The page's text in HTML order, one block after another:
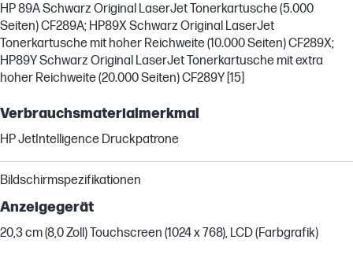
HP 89A Schwarz Original LaserJet Tonerkartusche (5.000
Seiten) CF289A; HP89X Schwarz Original LaserJet
Tonerkartusche mit hoher Reichweite (10.000 Seiten) CF289X;
HP89Y Schwarz Original LaserJet Tonerkartusche mit extra
hoher Reichweite (20.000 Seiten) CF289Y [15]
Verbrauchsmaterialmerkmal
HP JetIntelligence Druckpatrone
Bildschirmspezifikationen
Anzeigegerät
20,3 cm (8,0 Zoll) Touchscreen (1024 x 768), LCD (Farbgrafik)